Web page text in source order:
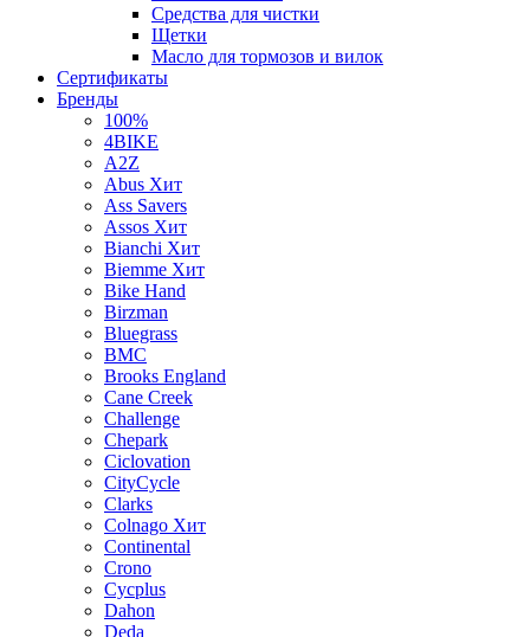
Средства для чистки
Щетки
Масло для тормозов и вилок
Сертификаты
Бренды
100%
4BIKE
A2Z
Abus Хит
Ass Savers
Assos Хит
Bianchi Хит
Biemme Хит
Bike Hand
Birzman
Bluegrass
BMC
Brooks England
Cane Creek
Challenge
Chepark
Ciclovation
CityCycle
Clarks
Colnago Хит
Continental
Crono
Cycplus
Dahon
Deda